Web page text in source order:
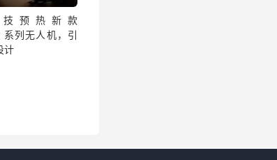
预热新款
系列无人机，引
计